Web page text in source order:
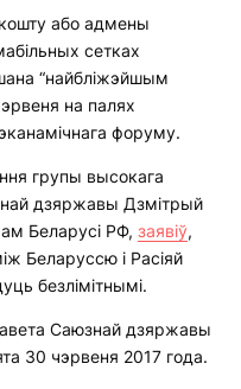
або адмены
сетках
“найбліжэйшым
на палях
форуму.
групы высокага
дзяржавы Дзмітрый
Беларусі РФ, заявіў,
Беларуссю і Расіяй
безлімітнымі.
Саюзнай дзяржавы
30 чэрвеня 2017 года.